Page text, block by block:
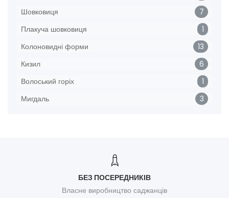
Шовковиця
7
Плакуча шовковиця
1
Колоновидні форми
13
Кизил
6
Волоський горіх
1
Мигдаль
3
БЕЗ ПОСЕРЕДНИКІВ
Власне виробництво саджанців